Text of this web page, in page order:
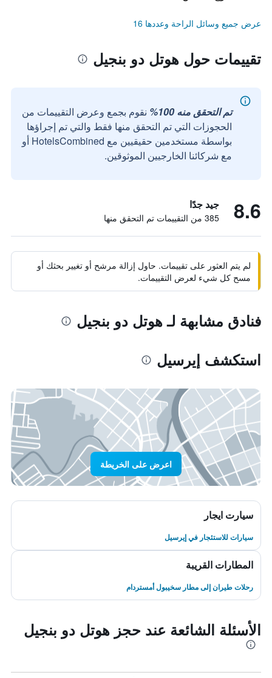
عرض جميع وسائل الراحة وعددها 16
تقييمات حول هوتل دو بنجيل
تم التحقق منه 100%
نقوم بجمع وعرض التقييمات من
الحجوزات التي تم التحقق منها فقط والتي تم إجراؤها
بواسطة مستخدمين حقيقيين مع HotelsCombined أو
مع شركائنا الخارجيين الموثوقين.
8.6 جيد جدًا
385 من التقييمات تم التحقق منها
لم يتم العثور على تقييمات. حاول إزالة مرشح أو تغيير بحثك أو
مسح كل شيء لعرض التقييمات.
فنادق مشابهة لـ هوتل دو بنجيل
استكشف إيرسيل
اعرض على الخريطة
سيارت ايجار
سيارات للاستئجار في إيرسيل
المطارات القريبة
رحلات طيران إلى مطار سخيبول أمستردام
الأسئلة الشائعة عند حجز هوتل دو بنجيل